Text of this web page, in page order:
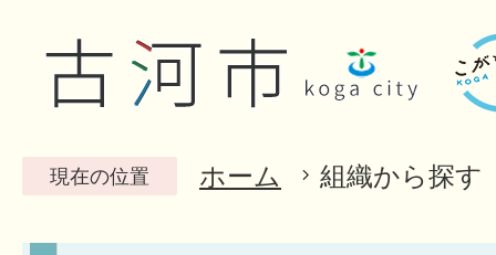
現在の位置 ホーム 組織から探す